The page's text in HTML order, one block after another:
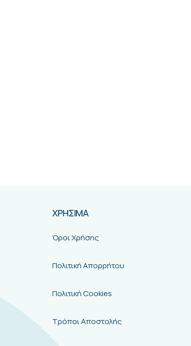
ΧΡΗΣΙΜΑ
Όροι Χρήσης
Πολιτική Απορρήτου
Πολιτική Cookies
Τρόποι Αποστολής